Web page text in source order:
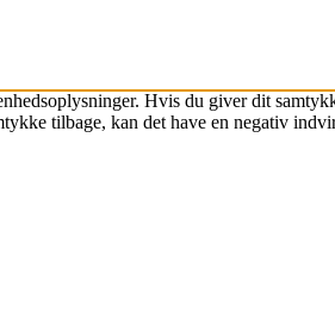
Hvis du giver dit
tilbage, kan det have en negativ